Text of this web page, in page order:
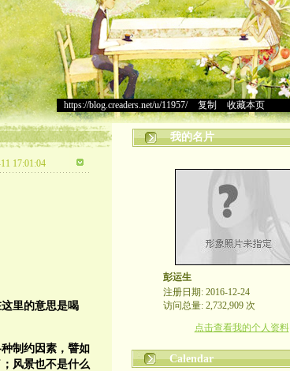
https://blog.creaders.net/u/11957/> 复制 收藏本页
17:01:04
里的意思是喝
制约因素，譬如
风景也不是什么
我的名片
彭运生
注册日期: 2016-12-24
访问总量: 2,732,909 次
点击查看我的个人资料
Calendar